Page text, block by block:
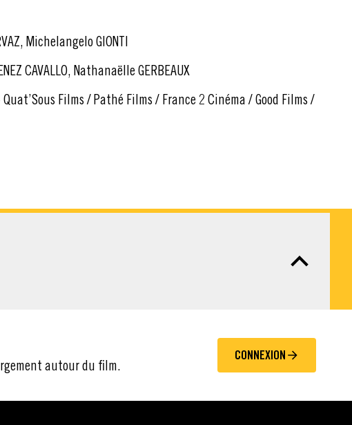
Michelangelo GIONTI
CAVALLO, Nathanaëlle GERBEAUX
autour du film.
CONNEXION